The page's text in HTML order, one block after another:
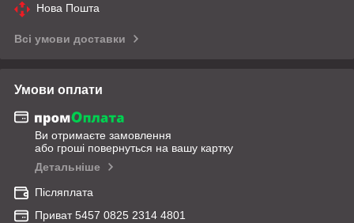
Нова Пошта
Всі умови доставки
Умови оплати
Ви отримаєте замовлення
або гроші повернуться на вашу картку
Детальніше
Післяплата
Приват 5457 0825 2314 4801